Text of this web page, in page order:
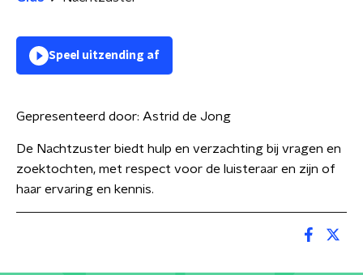
Speel uitzending af
Gepresenteerd door: Astrid de Jong
De Nachtzuster biedt hulp en verzachting bij vragen en
zoektochten, met respect voor de luisteraar en zijn of
haar ervaring en kennis.